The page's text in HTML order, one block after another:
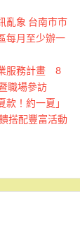
亂象 台南市市
每月至少辦一
服務計畫 8
職場參訪
！約一夏」
搭配豐富活動